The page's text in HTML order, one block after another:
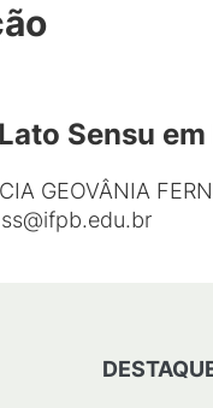
Sensu
GEOVÂNIA